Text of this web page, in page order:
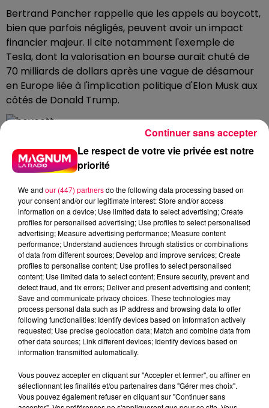
Bertrand Pancher rappelle que les appels au boycott,
bien que parfois négligés, peuvent avoir un impact
financier majeur. Il cite notamment l'exemple de
Tesla, dont la valorisation en bourse aurait chuté de
70 milliards de dollars après une vague de désamour
en Europe liée à l'implication politique d'Elon Musk aux
côtés de Donald Trump.
La valorisation en bourse de Tesla a connu une forte
baisse en quelques semaines après des appels au
boycott
Les marques américaines sont fragiles car cotées
en bourse. Une baisse des ventes envoie un signal
immédiat aux investisseurs. Et les fonds de pension
américain, qui soutiennent ces entreprises, détestent
l'instabilité", analyse-t-il.
Il insiste aussi sur la facilité du boycott : "On n'est pas
obligé d'acheter du whisky américain quand on a du
whisky français. Pareil pour les shampoings."
Au-delà de l'aspect commercial, la sortie de Bertrand
Pancher révèle un malaise plus profond quant au rôle
et à la puissance politique de l'Union européenne.
Selon lui, cet épisode démontre une nouvelle fois que
l'Europe, malgré sa puissance économique, reste un
nain politique".
Bertrand Pancher plaide d'ailleurs pour une Europe
Le respect de votre vie privée est notre
priorité
We and our (447) partnersdo the following data processing based on
your consent and/or our legitimate interest: Store and/or access
information on a device; Use limited data to select advertising; Create
profiles for personalised advertising; Use profiles to select personalised
advertising; Measure advertising performance; Measure content
performance; Understand audiences through statistics or combinations
of data from different sources; Develop and improve services; Create
profiles to personalise content; Use profiles to select personalised
content; Use limited data to select content; Ensure security, prevent and
detect fraud, and fix errors; Deliver and present advertising and content;
Save and communicate privacy choices. These technologies may
process personal data such as IP address and browsing data to offer
following functionalities: Identify devices based on information actively
requested; Use precise geolocation data; Match and combine data from
other data sources; Link different devices; Identify devices based on
information transmitted automatically.
Vous pouvez accepter en cliquant sur "Accepter et fermer", ou affiner en
sélectionnant les finalités et/ou partenaires dans "Gérer mes choix".
Vous pouvez également refuser en cliquant sur "Continuer sans
Continuer sans accepter